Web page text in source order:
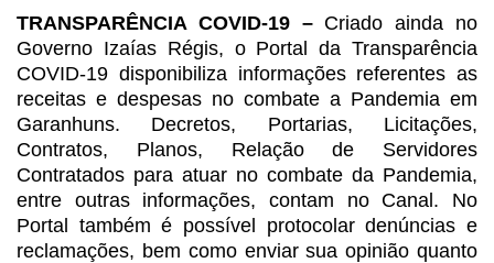
TRANSPARÊNCIA COVID-19 –Criado ainda no
Governo Izaías Régis, o Portal da Transparência
COVID-19 disponibilizainformações referentes as
receitas e despesas no combate a Pandemia em
Garanhuns. Decretos, Portarias, Licitações,
Contratos, Planos, Relação de Servidores
Contratados para atuar no combate da Pandemia,
entre outras informações, contam no Canal. No
Portal também é possível protocolar denúncias e
reclamações, bem como enviar sua opinião quanto